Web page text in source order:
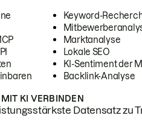
Keyword-
Marktanalyse
Lokale SEO
KI-Sentiment der
Backlink-Analyse
KI VERBINDEN
Datensatz zu